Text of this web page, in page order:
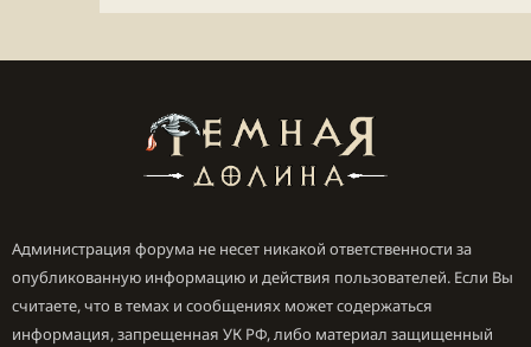
Администрация форума не несет никакой ответственности за
опубликованную информацию и действия пользователей. Если Вы
считаете, что в темах и сообщениях может содержаться
информация, запрещенная УК РФ, либо материал защищенный